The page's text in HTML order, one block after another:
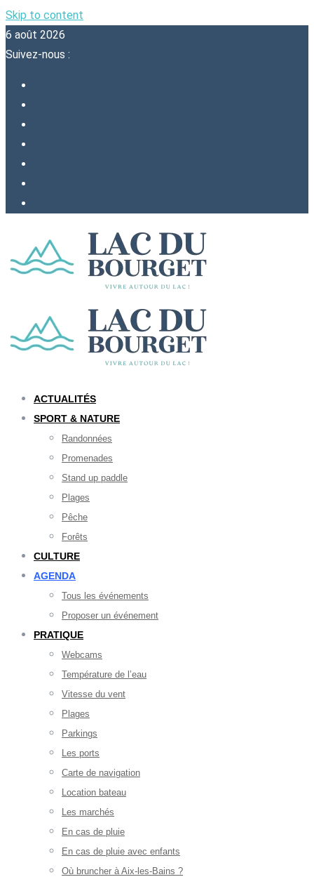
Skip to content
6 août 2026
Suivez-nous :
ACTUALITÉS
SPORT & NATURE
Randonnées
Promenades
Stand up paddle
Plages
Pêche
Forêts
CULTURE
AGENDA
Tous les événements
Proposer un événement
PRATIQUE
Webcams
Température de l’eau
Vitesse du vent
Plages
Parkings
Les ports
Carte de navigation
Location bateau
Les marchés
En cas de pluie
En cas de pluie avec enfants
Où bruncher à Aix-les-Bains ?